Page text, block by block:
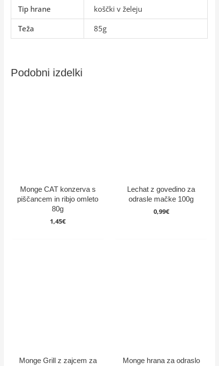
Tip hrane
koščki v želeju
Teža
85g
Podobni izdelki
Monge CAT konzerva s
piščancem in ribjo omleto
80g
1,45€
Lechat z govedino za
odrasle mačke 100g
0,99€
Monge Grill z zajcem za
Monge hrana za odraslo